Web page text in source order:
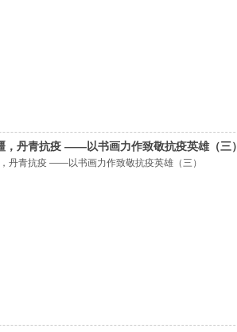
，丹青抗疫 ——以书画力作致敬抗疫英雄（三）
丹青抗疫 ——以书画力作致敬抗疫英雄（三）